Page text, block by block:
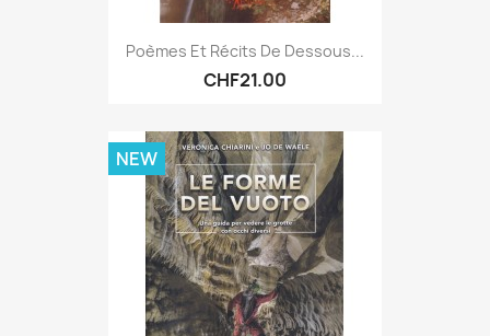
Poèmes Et Récits De Dessous...
CHF21.00
NEW